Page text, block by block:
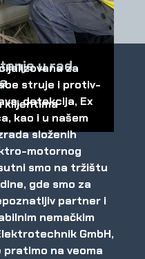
u rad
klijentima
za
struje i protiv-
detekcija, Ex
kao i u našem
složenih
motornog
smo na tržištu
gde smo za
partner i
nemačkim
GmbH,
pratimo na veoma